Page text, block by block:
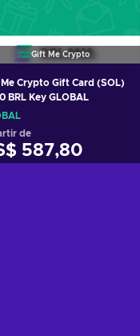
Gift Me Crypto
Crypto Gift Card (SOL)
BRL Key GLOBAL
de
587,80